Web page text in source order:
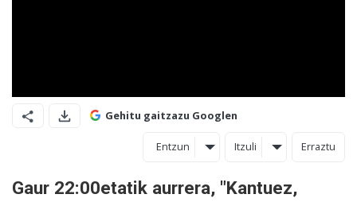
Gehitu gaitzazu Googlen
Entzun Itzuli Erraztu
Gaur 22:00etatik aurrera, "Kantuez,